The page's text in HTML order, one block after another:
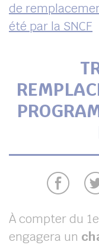
(
(
de
été par la SNCF
À compter du
engagera un